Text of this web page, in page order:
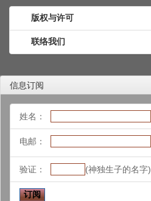
版权与许可
联络我们
信息订阅
姓名：
电邮：
验证： (神独生子的名字)